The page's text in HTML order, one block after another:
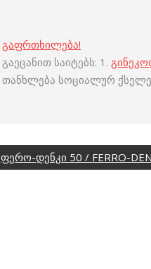
გაფრთხილება!
გაეცანით საიტებს: 1.
თანხლება სოციალურ
ფერო-დენკი 50 / FERRO-